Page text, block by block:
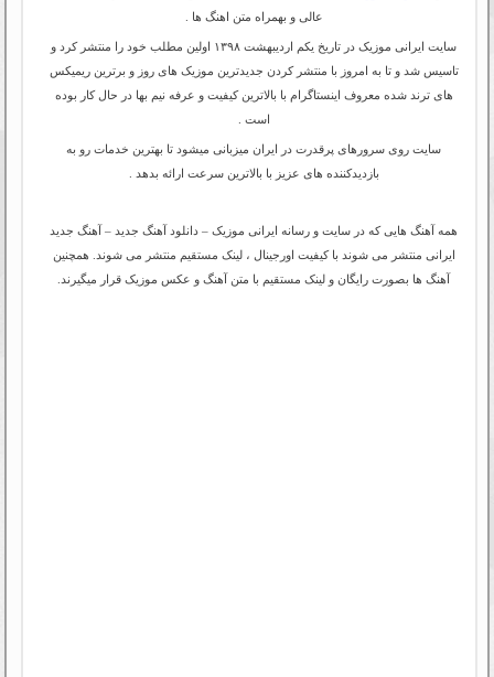
عالی و بهمراه متن اهنگ ها .
سایت ایرانی موزیک در تاریخ یکم اردیبهشت ۱۳۹۸ اولین مطلب خود را منتشر کرد و
تاسیس شد و تا به امروز با منتشر کردن جدیدترین موزیک های روز و برترین ریمیکس
های ترند شده معروف اینستاگرام با بالاترین کیفیت و عرفه نیم بها در حال کار بوده
است .
سایت روی سرورهای پرقدرت در ایران میزبانی میشود تا بهترین خدمات رو به
بازدیدکننده های عزیز با بالاترین سرعت ارائه بدهد .
همه آهنگ هایی که در سایت و رسانه ایرانی موزیک – دانلود آهنگ جدید – آهنگ جدید
ایرانی منتشر می شوند با کیفیت اورجینال ، لینک مستقیم منتشر می شوند. همچنین
آهنگ ها بصورت رایگان و لینک مستقیم با متن آهنگ و عکس موزیک قرار میگیرند.